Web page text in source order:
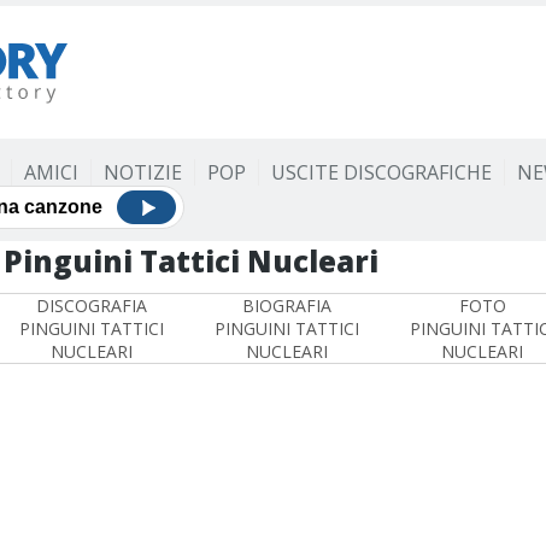
AMICI NOTIZIE POP USCITE DISCOGRAFICHE
Pinguini Tattici Nucleari
DISCOGRAFIA
PINGUINI TATTICI
NUCLEARI
BIOGRAFIA
PINGUINI TATTICI
NUCLEARI
FOTO
PINGUINI
NUCLEARI